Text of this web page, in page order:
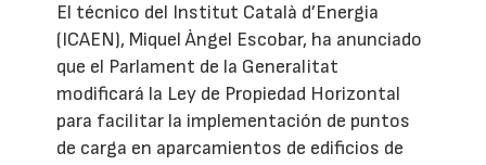
El técnico del Institut Català d’Energia
(ICAEN), Miquel Àngel Escobar, ha anunciado
que el Parlament de la Generalitat
modificará la Ley de Propiedad Horizontal
para facilitar la implementación de puntos
de carga en aparcamientos de edificios de